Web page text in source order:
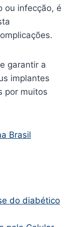
ou infecção, é
garantir a
implantes
por muitos
Brasil
do diabético